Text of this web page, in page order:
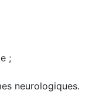
;
neurologiques.